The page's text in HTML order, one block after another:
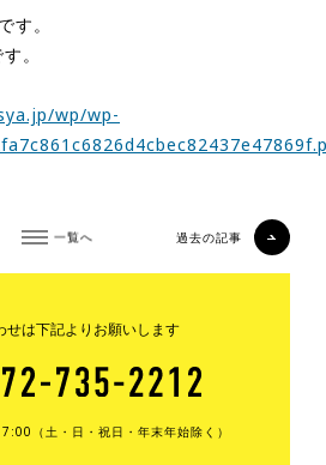
す。
。
wp/wp-
一覧へ 過去の記事
せは下記よりお願いします
（土・日・祝日・年末年始除く）